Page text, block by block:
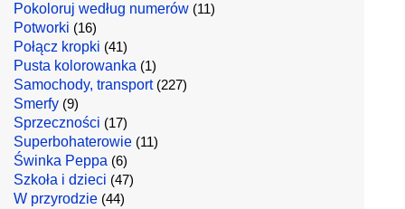
Pokoloruj według numerów (11)
Potworki (16)
Połącz kropki (41)
Pusta kolorowanka (1)
Samochody, transport(227)
Smerfy (9)
Sprzeczności (17)
Superbohaterowie (11)
Świnka Peppa (6)
Szkoła i dzieci (47)
W przyrodzie (44)